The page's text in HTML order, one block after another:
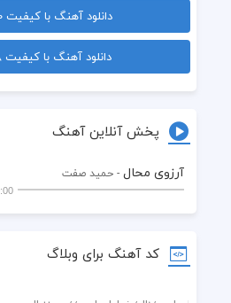
دانلود آهنگ با کیفیت 320 kbps
دانلود آهنگ با کیفیت 128 kbps
پخش آنلاین آهنگ
آرزوی محال - حمید صفت
کد آهنگ برای وبلاگ